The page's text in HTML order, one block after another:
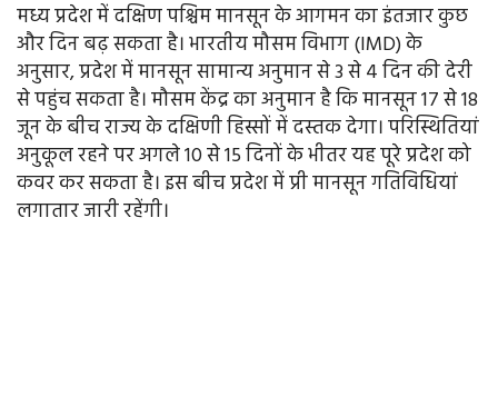
मध्य प्रदेश में दक्षिण पश्चिम मानसून के आगमन का इंतजार कुछ
और दिन बढ़ सकता है। भारतीय मौसम विभाग (IMD) के
अनुसार, प्रदेश में मानसून सामान्य अनुमान से 3 से 4 दिन की देरी
से पहुंच सकता है। मौसम केंद्र का अनुमान है कि मानसून 17 से 18
जून के बीच राज्य के दक्षिणी हिस्सों में दस्तक देगा। परिस्थितियां
अनुकूल रहने पर अगले 10 से 15 दिनों के भीतर यह पूरे प्रदेश को
कवर कर सकता है। इस बीच प्रदेश में प्री मानसून गतिविधियां
लगातार जारी रहेंगी।